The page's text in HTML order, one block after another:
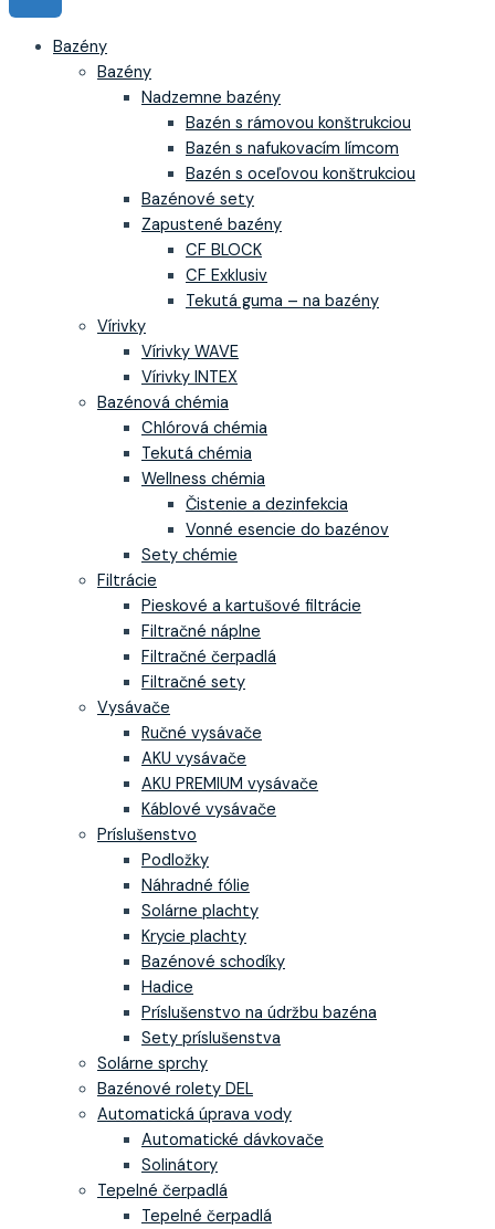
Bazény
Bazény
Nadzemne bazény
Bazén s rámovou konštrukciou
Bazén s nafukovacím límcom
Bazén s oceľovou konštrukciou
Bazénové sety
Zapustené bazény
CF BLOCK
CF Exklusiv
Tekutá guma – na bazény
Vírivky
Vírivky WAVE
Vírivky INTEX
Bazénová chémia
Chlórová chémia
Tekutá chémia
Wellness chémia
Čistenie a dezinfekcia
Vonné esencie do bazénov
Sety chémie
Filtrácie
Pieskové a kartušové filtrácie
Filtračné náplne
Filtračné čerpadlá
Filtračné sety
Vysávače
Ručné vysávače
AKU vysávače
AKU PREMIUM vysávače
Káblové vysávače
Príslušenstvo
Podložky
Náhradné fólie
Solárne plachty
Krycie plachty
Bazénové schodíky
Hadice
Príslušenstvo na údržbu bazéna
Sety príslušenstva
Solárne sprchy
Bazénové rolety DEL
Automatická úprava vody
Automatické dávkovače
Solinátory
Tepelné čerpadlá
Tepelné čerpadlá